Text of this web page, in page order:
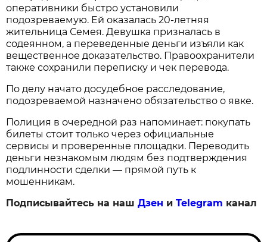
оперативники быстро установили
подозреваемую. Ей оказалась 20‑летняя
жительница Семея. Девушка призналась в
содеянном, а переведенные деньги изъяли как
вещественное доказательство. Правоохранители
также сохранили переписку и чек перевода.
По делу начато досудебное расследование,
подозреваемой назначено обязательство о явке.
Полиция в очередной раз напоминает: покупать
билеты стоит только через официальные
сервисы и проверенные площадки. Переводить
деньги незнакомым людям без подтверждения
подлинности сделки — прямой путь к
мошенникам.
Подписывайтесь на нашДзен иTelegram канал